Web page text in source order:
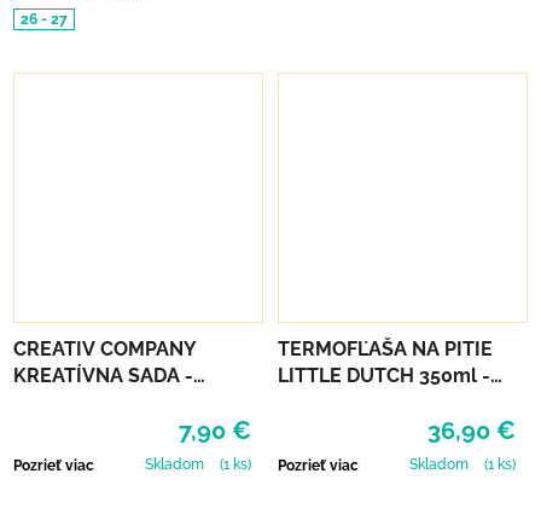
26 - 27
CREATIV COMPANY
KREATÍVNA SADA -
7,90 €
Pozrieť viac Skladom (1 ks)
TERMOFĽAŠA NA PITIE
LITTLE DUTCH 350ml -
36,90 €
Pozrieť viac Skladom (1 ks)